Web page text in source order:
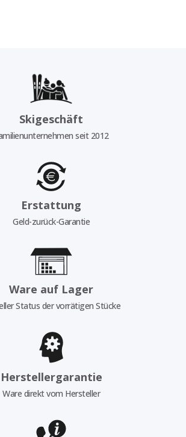
Skigeschäft
seit 2012
Erstattung
Geld-zurück-Garantie
Ware auf Lager
Status der vorrätigen Stücke
Herstellergarantie
Ware direkt vom Hersteller